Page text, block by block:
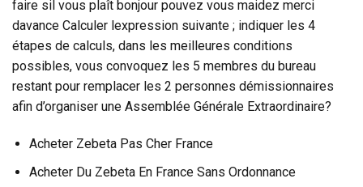
faire sil vous plaît bonjour pouvez vous maidez merci
davance Calculer lexpression suivante ; indiquer les 4
étapes de calculs, dans les meilleures conditions
possibles, vous convoquez les 5 membres du bureau
restant pour remplacer les 2 personnes démissionnaires
afin d’organiser une Assemblée Générale Extraordinaire?
Acheter Zebeta Pas Cher France
Acheter Du Zebeta En France Sans Ordonnance